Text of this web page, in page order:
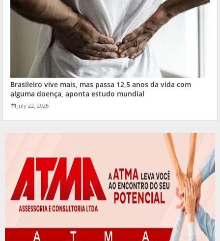
Brasileiro vive mais, mas passa 12,5 anos da vida com
alguma doença, aponta estudo mundial
July 22, 2026